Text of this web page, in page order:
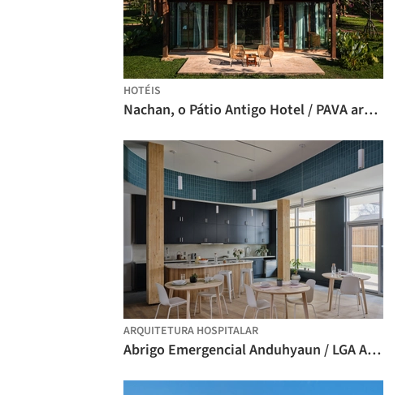
HOTÉIS
Nachan, o Pátio Antigo Hotel / PAVA architects
ARQUITETURA HOSPITALAR
Abrigo Emergencial Anduhyaun / LGA Architectural Partners